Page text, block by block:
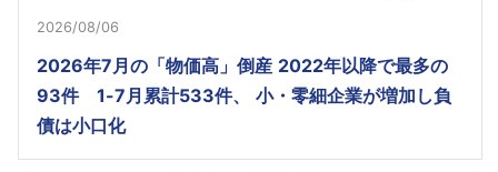
2026/08/06
2026年7月の「物価高」倒産 2022年以降で最多の
93件 1-7月累計533件、 小・零細企業が増加し負
債は小口化